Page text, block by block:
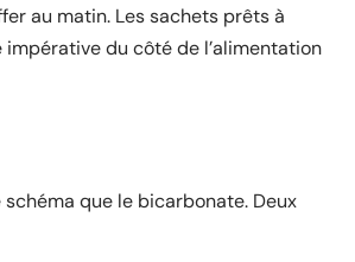
au matin. Les sachets prêts à
du côté de l’alimentation
que le bicarbonate. Deux